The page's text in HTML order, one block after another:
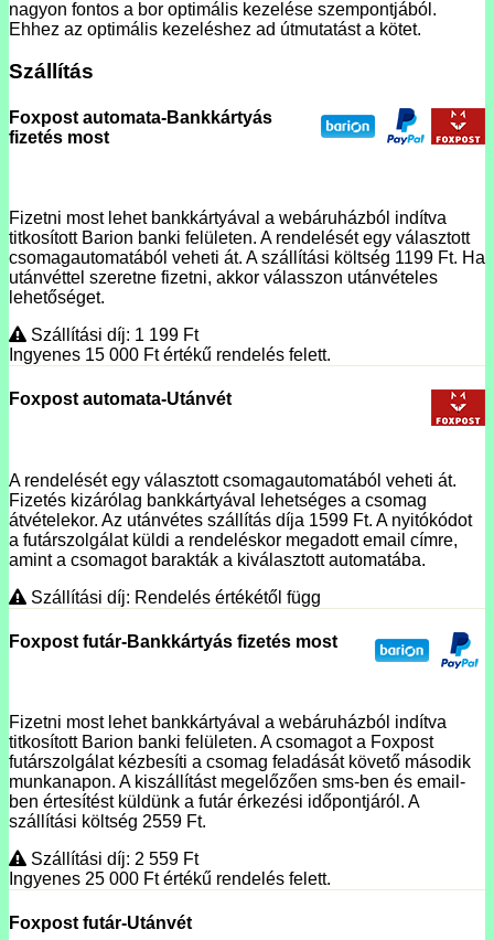
nagyon fontos a bor optimális kezelése szempontjából.
Ehhez az optimális kezeléshez ad útmutatást a kötet.
Szállítás
Foxpost automata-Bankkártyás
fizetés most
Fizetni most lehet bankkártyával a webáruházból indítva
titkosított Barion banki felületen. A rendelését egy választott
csomagautomatából veheti át. A szállítási költség 1199 Ft. Ha
utánvéttel szeretne fizetni, akkor válasszon utánvételes
lehetőséget.
Szállítási díj: 1 199 Ft
Ingyenes 15 000 Ftértékű rendelés felett.
Foxpost automata-Utánvét
A rendelését egy választott csomagautomatából veheti át.
Fizetés kizárólag bankkártyával lehetséges a csomag
átvételekor. Az utánvétes szállítás díja 1599 Ft. A nyitókódot
a futárszolgálat küldi a rendeléskor megadott email címre,
amint a csomagot barakták a kiválasztott automatába.
Szállítási díj: Rendelés értékétől függ
Foxpost futár-Bankkártyás fizetés most
Fizetni most lehet bankkártyával a webáruházból indítva
titkosított Barion banki felületen. A csomagot a Foxpost
futárszolgálat kézbesíti a csomag feladását követő második
munkanapon. A kiszállítást megelőzően sms-ben és email-
ben értesítést küldünk a futár érkezési időpontjáról. A
szállítási költség 2559 Ft.
Szállítási díj: 2 559 Ft
Ingyenes 25 000 Ftértékű rendelés felett.
Foxpost futár-Utánvét